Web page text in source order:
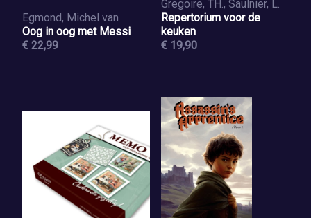
Egmond, Michel van
Oog in oog met Messi
€ 22,99
Gregoire, TH., Saulnier, L.
Repertorium voor de
keuken
€ 19,90